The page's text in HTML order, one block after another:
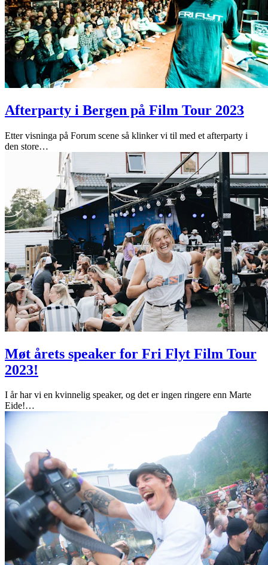
Afterparty i Bergen på Film Tour 2023
Etter visninga på Forum scene så klinker vi til med et afterparty i
den store…
Møt årets speaker for Fri Flyt Film Tour
2023!
I år har vi en kvinnelig speaker, og det er ingen ringere enn Marte
Eide!…